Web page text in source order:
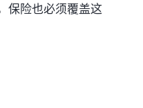
保险也必须覆盖这